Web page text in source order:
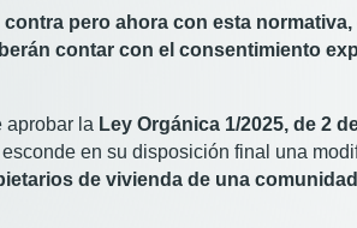
pero ahora con esta normativa,
contar con el consentimiento
aprobar la Ley Orgánica 1/2025, de 2
en su disposición final una
de vivienda de una comunidad